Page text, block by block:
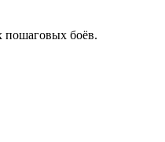
пошаговых боёв.